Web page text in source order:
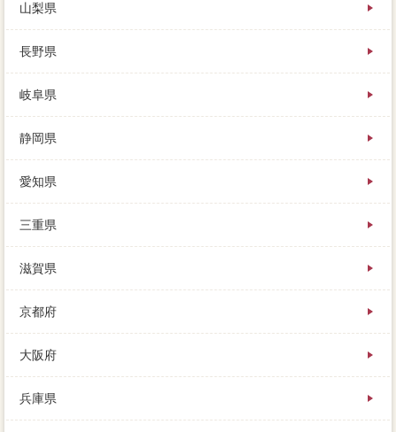
山梨県
長野県
岐阜県
静岡県
愛知県
三重県
滋賀県
京都府
大阪府
兵庫県